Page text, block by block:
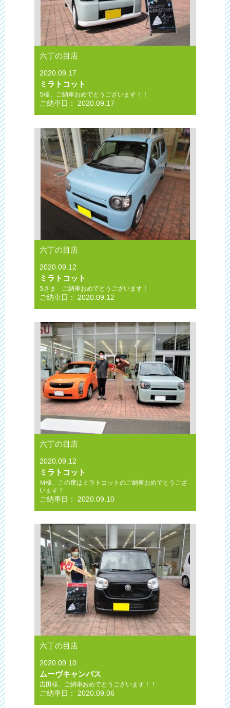
六丁の目店
2020.09.17
ミラトコット
S様、ご納車おめでとうございます！！
ご納車日： 2020.09.17
六丁の目店
2020.09.12
ミラトコット
Sさま ご納車おめでとうございます！
ご納車日： 2020.09.12
六丁の目店
2020.09.12
ミラトコット
Ｍ様、この度はミラトコットのご納車おめでとうござ
います！
ご納車日： 2020.09.10
六丁の目店
2020.09.10
ムーヴキャンバス
吉田様、ご納車おめでとうございます！！
ご納車日： 2020.09.06